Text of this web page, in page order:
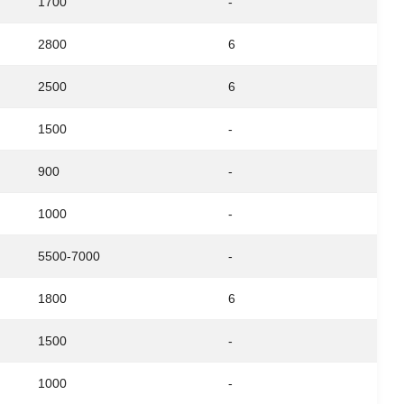
2800 6
2500 6
1500 -
900 -
1000 -
5500-7000 -
1800 6
1500 -
1000 -